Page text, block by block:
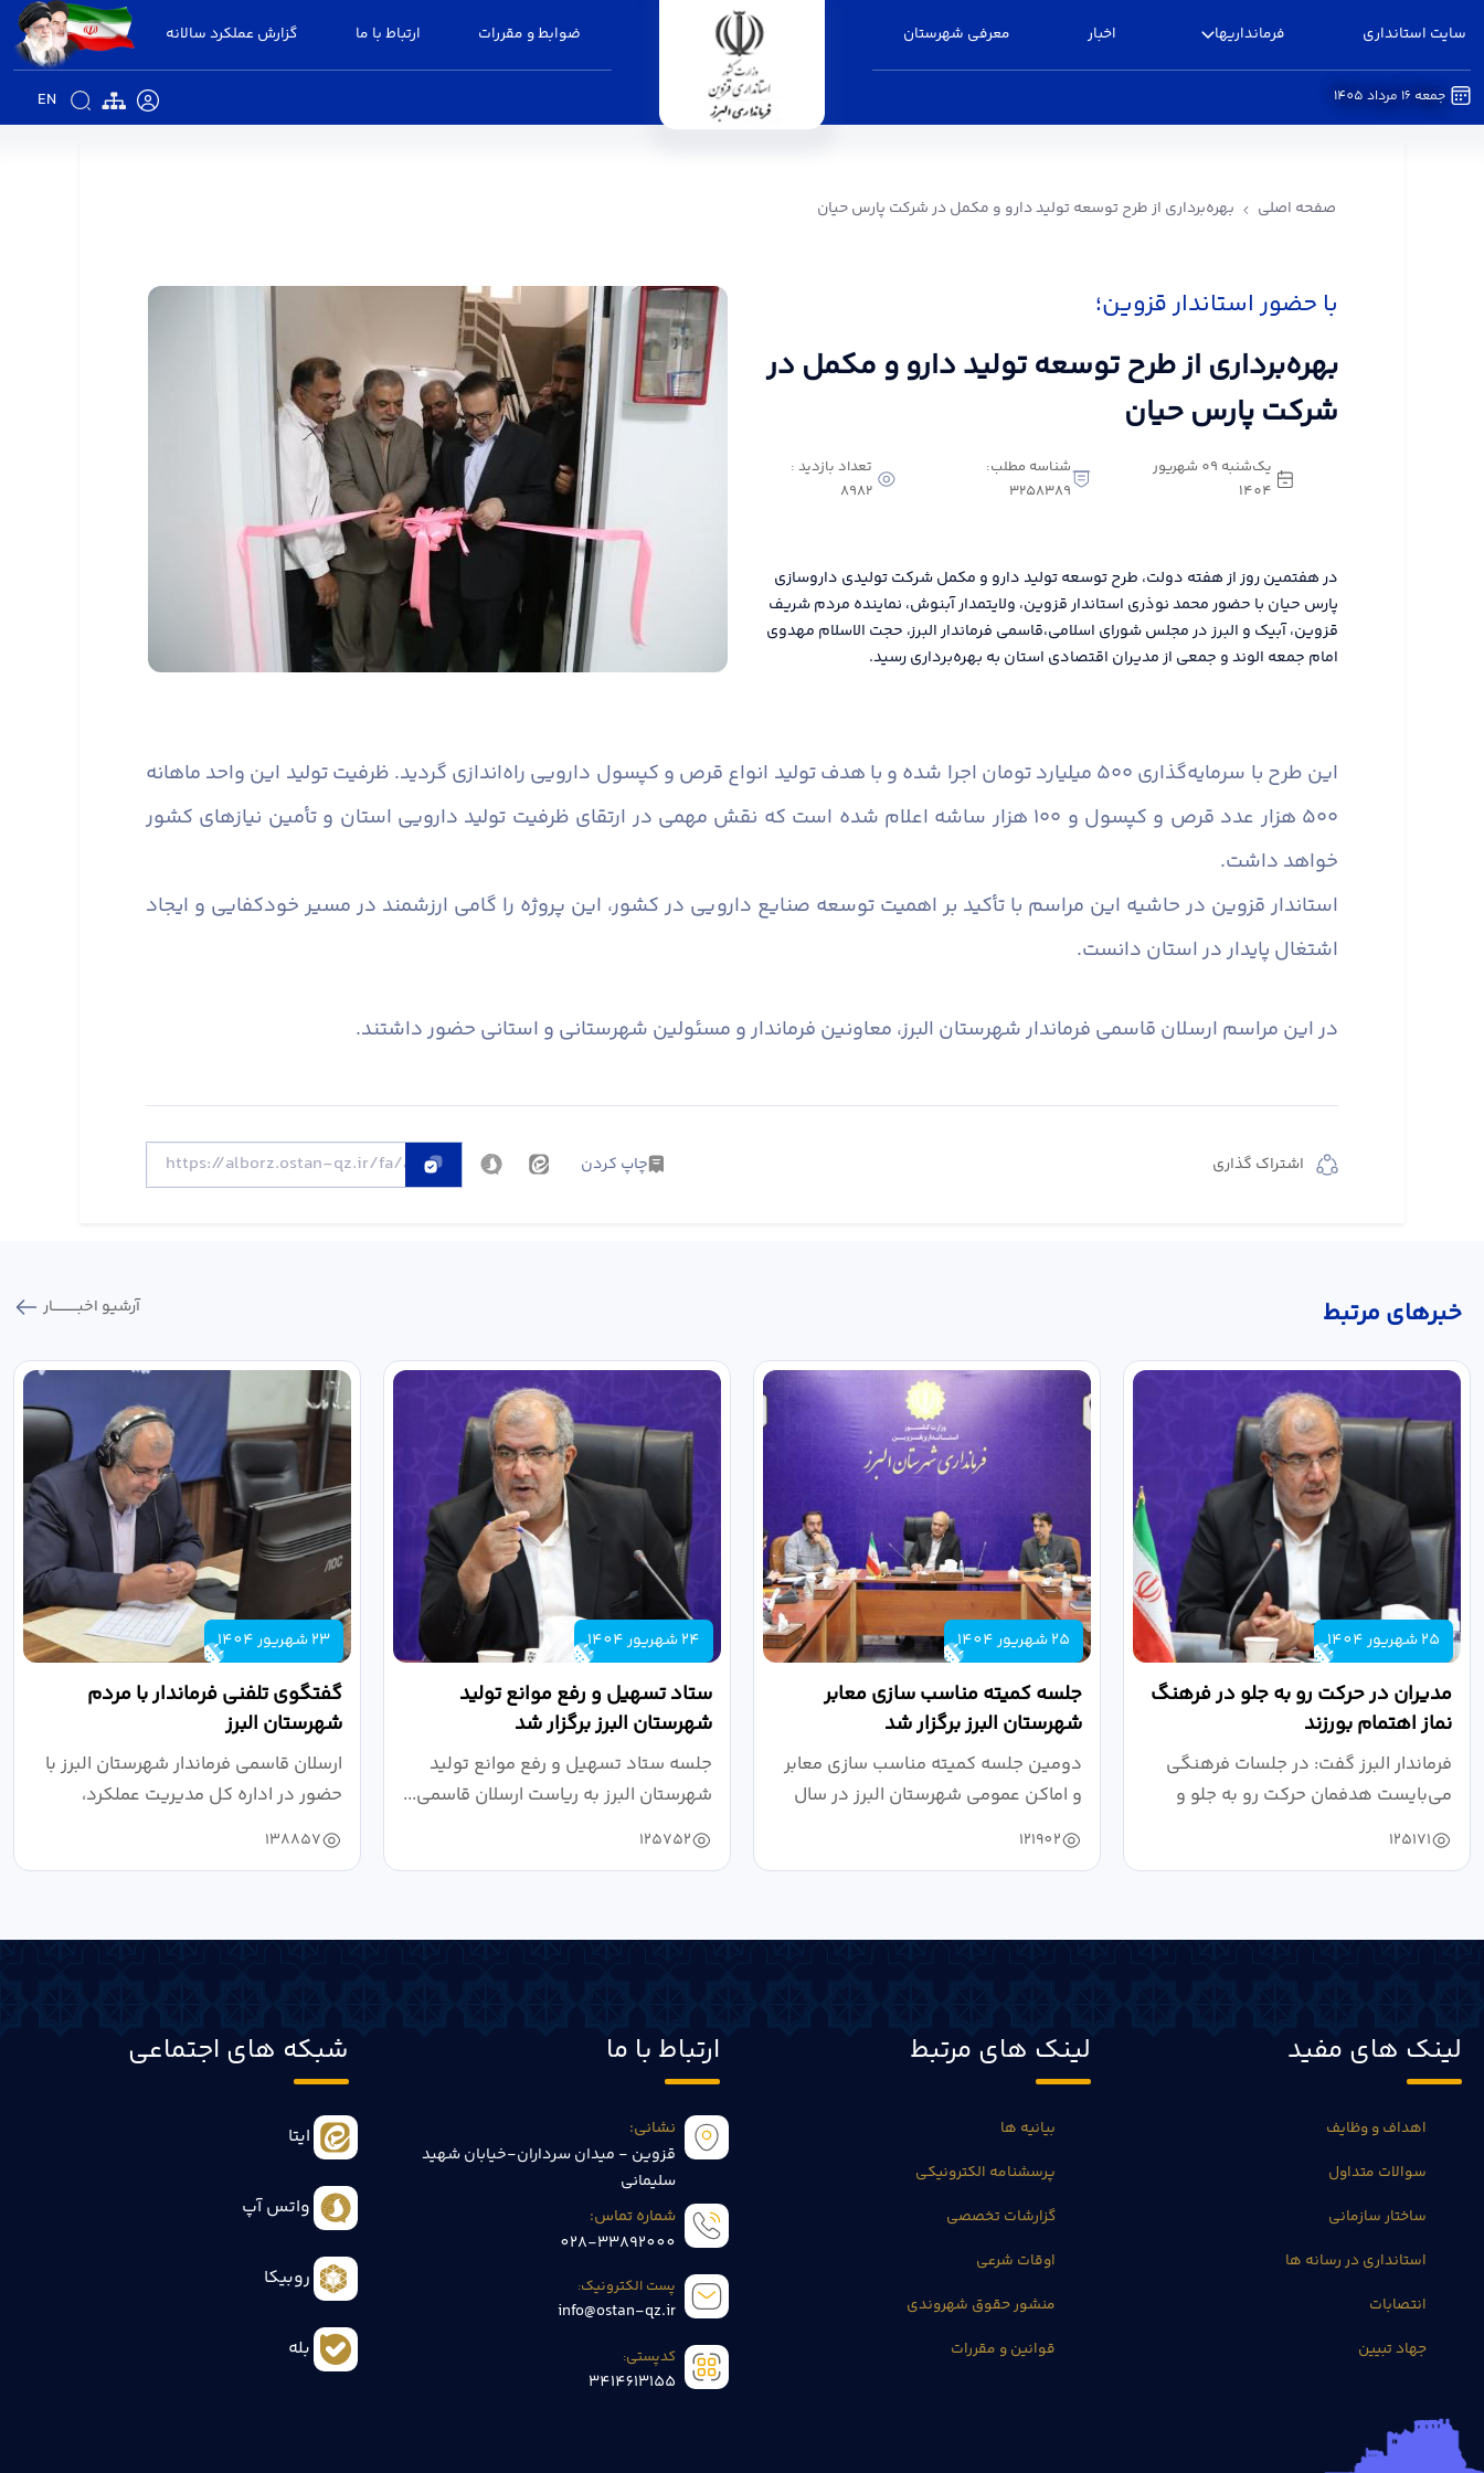
سایت استانداری فرمانداریها اخبار معرفی شهرستان ضوابط و مقررات ارتباط با ما گزارش عملکرد سالانه
EN جمعه 16 مرداد 1405
صفحه اصلی بهره‌برداری از طرح توسعه تولید دارو و مکمل در شرکت پارس حیان
با حضور استاندار قزوین؛
بهره‌برداری از طرح توسعه تولید دارو و مکمل در
شرکت پارس حیان
یک‌شنبه 09 شهریور
1404
شناسه مطلب:
3258389
تعداد بازدید :
8982
در هفتمین روز از هفته دولت، طرح توسعه تولید دارو و مکمل شرکت تولیدی داروسازی
پارس حیان با حضور محمد نوذری استاندار قزوین، ولایتمدار آبنوش، نماینده مردم شریف
قزوین، آبیک و البرز در مجلس شورای اسلامی،قاسمی فرماندار البرز، حجت الاسلام مهدوی
امام جمعه الوند و جمعی از مدیران اقتصادی استان به بهره‌برداری رسید.
این طرح با سرمایه‌گذاری ۵۰۰ میلیارد تومان اجرا شده و با هدف تولید انواع قرص و کپسول دارویی راه‌اندازی گردید. ظرفیت تولید این واحد ماهانه
۵۰۰ هزار عدد قرص و کپسول و ۱۰۰ هزار ساشه اعلام شده است که نقش مهمی در ارتقای ظرفیت تولید دارویی استان و تأمین نیازهای کشور
خواهد داشت.
استاندار قزوین در حاشیه این مراسم با تأکید بر اهمیت توسعه صنایع دارویی در کشور، این پروژه را گامی ارزشمند در مسیر خودکفایی و ایجاد
اشتغال پایدار در استان دانست.
در این مراسم ارسلان قاسمی فرماندار شهرستان البرز، معاونین فرماندار و مسئولین شهرستانی و استانی حضور داشتند.
اشتراک گذاری چاپ کردن
خبر‌های مرتبط آرشیو اخبـــــــــــار
25 شهریور 1404
مدیران در حرکت رو به جلو در فرهنگ
نماز اهتمام بورزند
فرماندار البرز گفت: در جلسات فرهنگی
می‌بایست هدفمان حرکت رو به جلو و
دستیابی...
125171
25 شهریور 1404
جلسه کمیته مناسب سازی معابر
شهرستان البرز برگزار شد
دومین جلسه کمیته مناسب سازی معابر
و اماکن عمومی شهرستان البرز در سال
۱۴۰۴ به...
121902
24 شهریور 1404
ستاد تسهیل و رفع موانع تولید
شهرستان البرز برگزار شد
جلسه ستاد تسهیل و رفع موانع تولید
شهرستان البرز به ریاست ارسلان قاسمی...
125752
23 شهریور 1404
گفتگوی تلفنی فرماندار با مردم
شهرستان البرز
ارسلان قاسمی فرماندار شهرستان البرز با
حضور در اداره کل مدیریت عملکرد،
بازرسی...
138857
لینک های مفید
اهداف و وظایف
سوالات متداول
ساختار سازمانی
استانداری در رسانه ها
انتصابات
جهاد تبیین
لینک های مرتبط
بیانیه ها
پرسشنامه الکترونیکی
گزارشات تخصصی
اوقات شرعی
منشور حقوق شهروندی
قوانین و مقررات
ارتباط با ما
نشانی:
قزوین - میدان سرداران-خیابان شهید
سلیمانی
شماره تماس:
028-33892000
پست الکترونیک:
info@ostan-qz.ir
کدپستی:
3414613155
شبکه های اجتماعی
ایتا
واتس آپ
روبیکا
بله